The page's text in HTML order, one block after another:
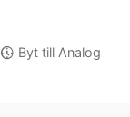
nest_clock_farsight_analog Byt till Analog